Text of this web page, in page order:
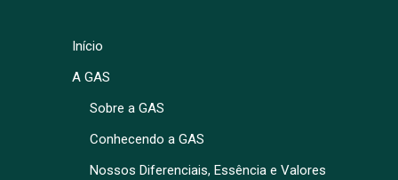
Início
A GAS
Sobre a GAS
Conhecendo a GAS
Nossos Diferenciais, Essência e Valores